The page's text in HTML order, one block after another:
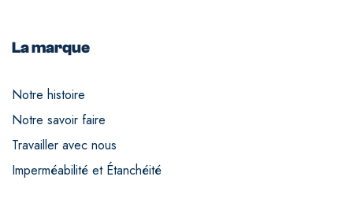
La marque
Notre histoire
Notre savoir faire
Travailler avec nous
Imperméabilité et Étanchéité